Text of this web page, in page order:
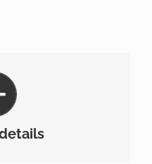
van alle types
dit product.